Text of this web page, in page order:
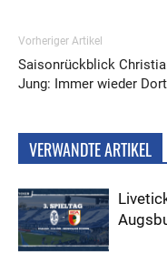
Vorheriger Artikel
Saisonrückblick
Jung: Immer wieder
VERWANDTE ARTIKEL